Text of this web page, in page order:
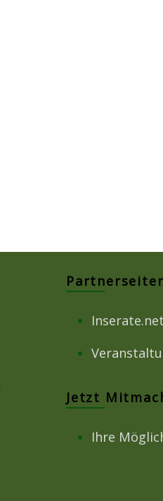
Inserate.net
Jetzt
Ihre